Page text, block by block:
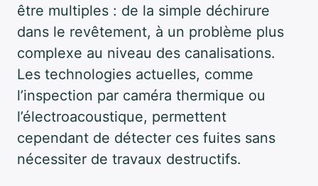
être multiples : de la simple déchirure
dans le revêtement, à un problème plus
complexe au niveau des canalisations.
Les technologies actuelles, comme
l’inspection par caméra thermique ou
l’électroacoustique, permettent
cependant de détecter ces fuites sans
nécessiter de travaux destructifs.